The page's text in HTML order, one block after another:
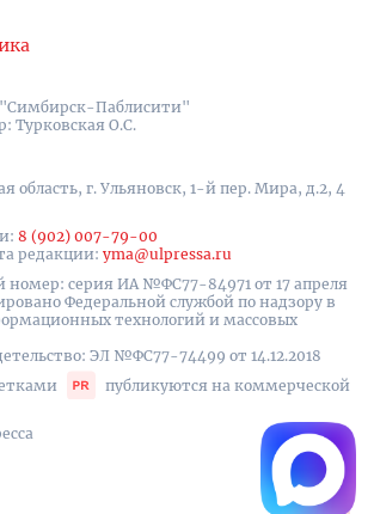
Паблисити"
Турковская О.С.
область, г. Ульяновск, 1-й пер. Мира, д.2, 4
8 (902) 007-79-00
редакции: yma@ulpressa.ru
номер: серия ИА №ФС77-84971 от 17 апреля
Федеральной службой по надзору в
технологий и массовых
ЭЛ №ФС77-74499 от 14.12.2018
публикуются на коммерческой